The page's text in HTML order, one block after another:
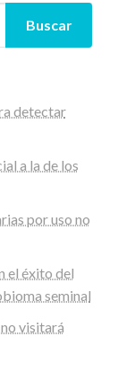
Buscar
detectar
a la de los
por uso no
el éxito del
seminal
visitará